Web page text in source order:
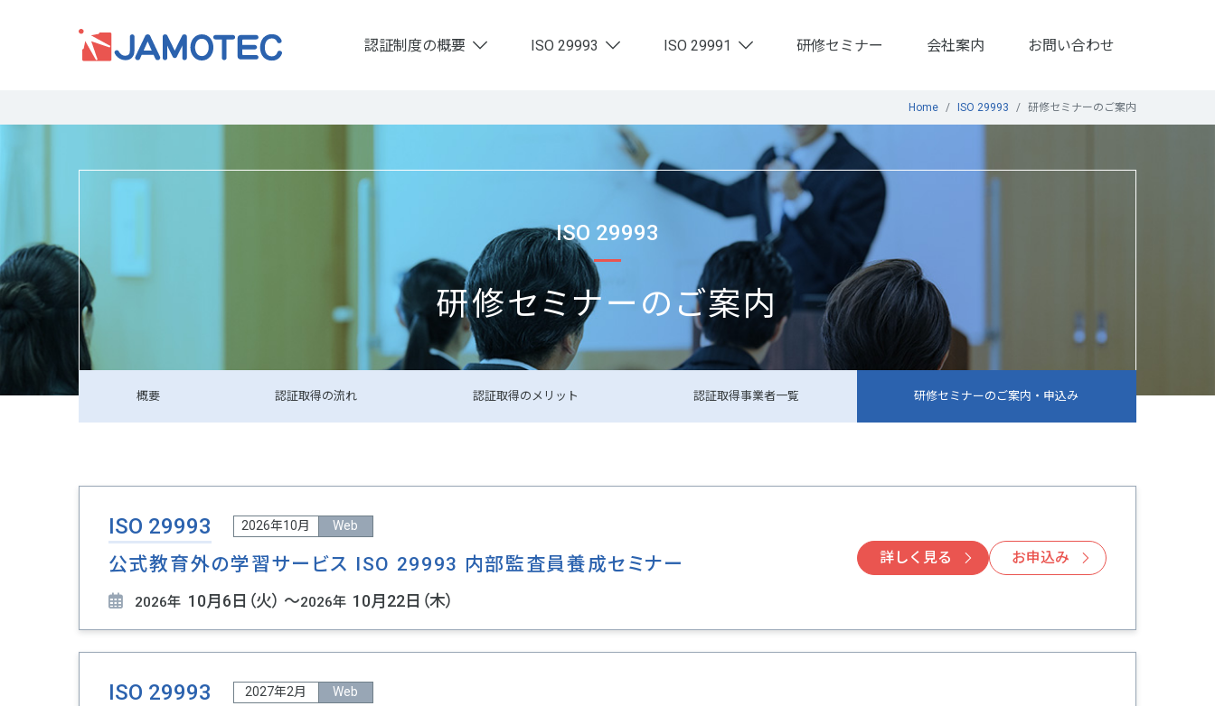
認証制度の概要 ISO 29993 ISO 29991 研修セミナー 会社案内 お問い合わせ
Home ISO 29993 研修セミナーのご案内
ISO 29993
研修セミナーのご案内
概要 認証取得の流れ 認証取得のメリット 認証取得事業者一覧 研修セミナーの ご案内・申込み
ISO 29993 2026年10月 Web
公式教育外の学習サービス ISO 29993 内部監査員養成セミナー
2026年 10月6日（火） ～2026年 10月22日（木）
詳しく見る お申込み
ISO 29993 2027年2月 Web